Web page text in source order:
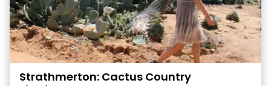
Strathmerton: Cactus Country